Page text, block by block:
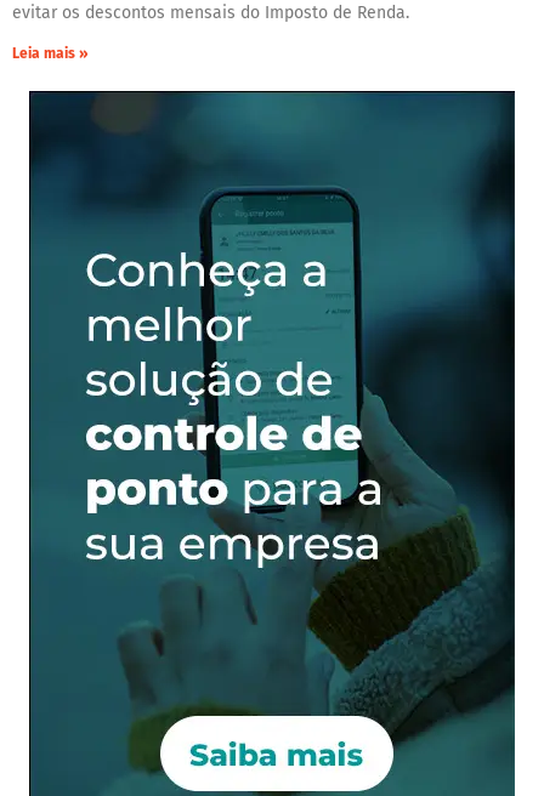
evitar os descontos mensais do Imposto de Renda.
Leia mais »